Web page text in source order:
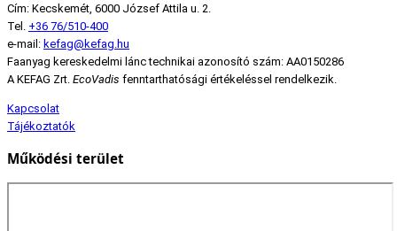
Cím: Kecskemét, 6000 József Attila u. 2.
Tel. +36 76/510-400
e-mail: kefag@kefag.hu
Faanyag kereskedelmi lánc technikai azonosító szám: AA0150286
A KEFAG Zrt. EcoVadis fenntarthatósági értékeléssel rendelkezik.
Kapcsolat
Tájékoztatók
Működési terület